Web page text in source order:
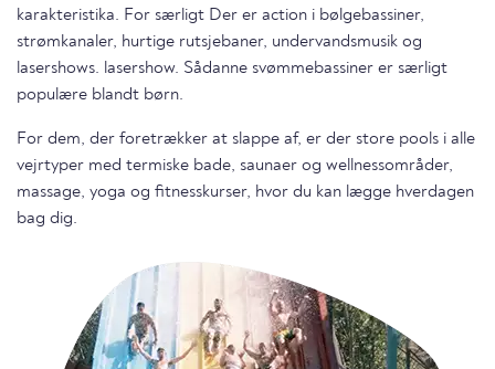
karakteristika. For særligt Der er action i bølgebassiner,
strømkanaler, hurtige rutsjebaner, undervandsmusik og
lasershows. lasershow. Sådanne svømmebassiner er særligt
populære blandt børn.
For dem, der foretrækker at slappe af, er der store pools i alle
vejrtyper med termiske bade, saunaer og wellnessområder,
massage, yoga og fitnesskurser, hvor du kan lægge hverdagen
bag dig.